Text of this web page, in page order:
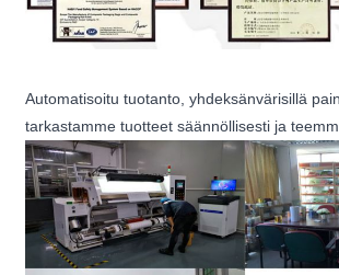
Automatisoitu tuotanto, yhdeksänvärisillä
tarkastamme tuotteet säännöllisesti ja